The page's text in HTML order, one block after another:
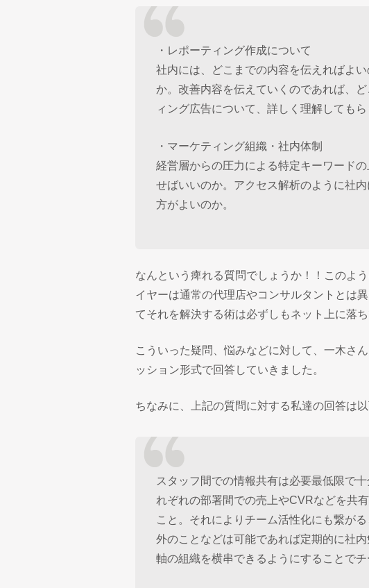
・レポーティング作成について
社内には、どこまでの内容を伝えればよ
か。改善内容を伝えていくのであれば、
ィング広告について、詳しく理解してもら
・マーケティング組織・社内体制
経営層からの圧力による特定キーワード
せばいいのか。アクセス解析のように社
方がよいのか。
なんという痺れる質問でしょうか！！このよ
イヤーは通常の代理店やコンサルタントとは
てそれを解決する術は必ずしもネット上に落
こういった疑問、悩みなどに対して、一木さ
ッション形式で回答していきました。
ちなみに、上記の質問に対する私達の回答は以
スタッフ間での情報共有は必要最低限で
れぞれの部署間での売上やCVRなどを共
こと。それによりチーム活性化にも繋が
外のことなどは可能であれば定期的に社
軸の組織を横串できるようにすることで